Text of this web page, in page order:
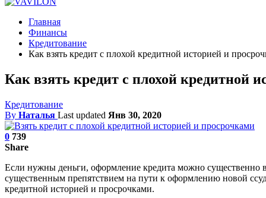
Главная
Финансы
Кредитование
Как взять кредит с плохой кредитной историей и
Как взять кредит с плохой кредитной
Кредитование
By Наталья Last updated Янв 30, 2020
0 739
Share
Если нужны деньги, оформление кредита можно
существенным препятствием на пути к оформлению новой
кредитной историей и просрочками.